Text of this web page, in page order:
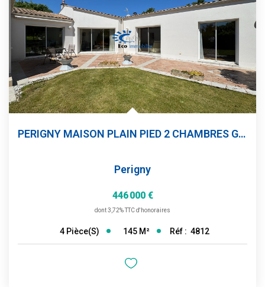
Qui Sommes-Nous ?
Nous Rejoindre
CONTACT
PERIGNY MAISON PLAIN PIED 2 CHAMBRES GARAGE JARDIN
Perigny
446 000 €
dont 3,72% TTC d'honoraires
4 Pièce(s) 145 M² Réf : 4812